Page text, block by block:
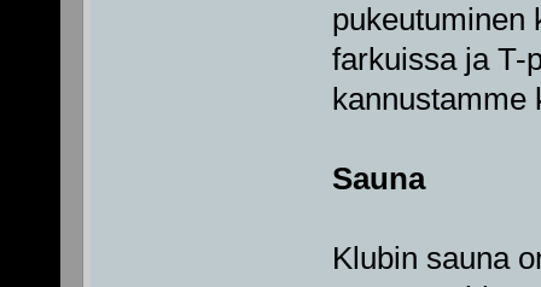
pukeutuminen
farkuissa ja T-
kannustamme
Sauna
Klubin sauna